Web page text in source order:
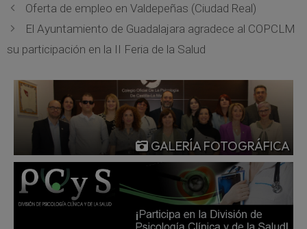
Oferta de empleo en Valdepeñas (Ciudad Real)
El Ayuntamiento de Guadalajara agradece al COPCLM
su participación en la II Feria de la Salud
GALERÍA FOTOGRÁFICA